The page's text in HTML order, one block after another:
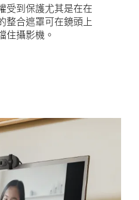
受到保護尤其是在在
整合遮罩可在鏡頭上
住攝影機。